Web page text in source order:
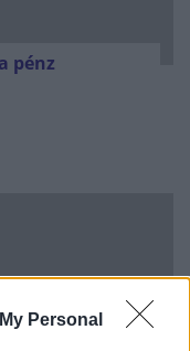
Personal
pénz